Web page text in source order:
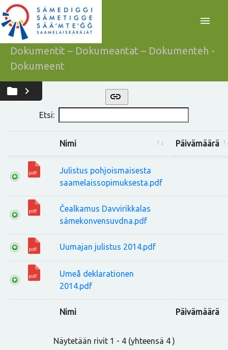
Dokumentit – Dokumeantat – Dokumenteh -
Dokumeent
menu
folder chevron_right link
Etsi:
Nimi Päivämäärä
Nimi Päivämäärä
Julistus pohjoismaisesta
saamelaissopimuksesta.pdf
Čealkamus Davvirikkalas
sámekonvensuvdna.pdf
Uumajan julistus 2014.pdf
Umeå deklarationen
2014.pdf
Näytetään rivit 1 - 4 (yhteensä 4 )